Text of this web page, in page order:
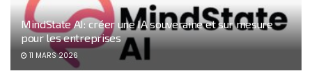
MindState AI: créer une IA souveraine et sur mesure
pour les entreprises
11 MARS 2026